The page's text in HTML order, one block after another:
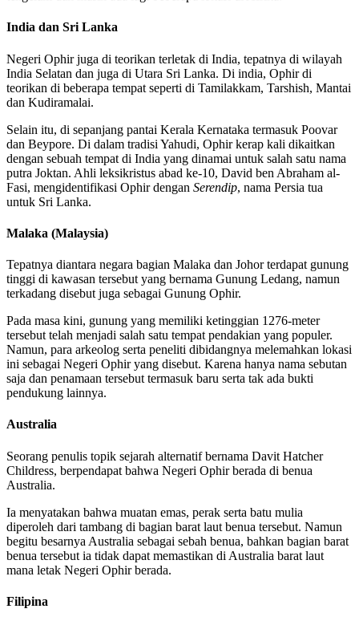
India dan Sri Lanka
Negeri Ophir juga di teorikan terletak di India, tepatnya di wilayah
India Selatan dan juga di Utara Sri Lanka. Di india, Ophir di
teorikan di beberapa tempat seperti di Tamilakkam, Tarshish, Mantai
dan Kudiramalai.
Selain itu, di sepanjang pantai Kerala Kernataka termasuk Poovar
dan Beypore. Di dalam tradisi Yahudi, Ophir kerap kali dikaitkan
dengan sebuah tempat di India yang dinamai untuk salah satu nama
putra Joktan. Ahli leksikristus abad ke-10, David ben Abraham al-
Fasi, mengidentifikasi Ophir dengan Serendip, nama Persia tua
untuk Sri Lanka.
Malaka (Malaysia)
Tepatnya diantara negara bagian Malaka dan Johor terdapat gunung
tinggi di kawasan tersebut yang bernama Gunung Ledang, namun
terkadang disebut juga sebagai Gunung Ophir.
Pada masa kini, gunung yang memiliki ketinggian 1276-meter
tersebut telah menjadi salah satu tempat pendakian yang populer.
Namun, para arkeolog serta peneliti dibidangnya melemahkan lokasi
ini sebagai Negeri Ophir yang disebut. Karena hanya nama sebutan
saja dan penamaan tersebut termasuk baru serta tak ada bukti
pendukung lainnya.
Australia
Seorang penulis topik sejarah alternatif bernama Davit Hatcher
Childress, berpendapat bahwa Negeri Ophir berada di benua
Australia.
Ia menyatakan bahwa muatan emas, perak serta batu mulia
diperoleh dari tambang di bagian barat laut benua tersebut. Namun
begitu besarnya Australia sebagai sebah benua, bahkan bagian barat
benua tersebut ia tidak dapat memastikan di Australia barat laut
mana letak Negeri Ophir berada.
Filipina